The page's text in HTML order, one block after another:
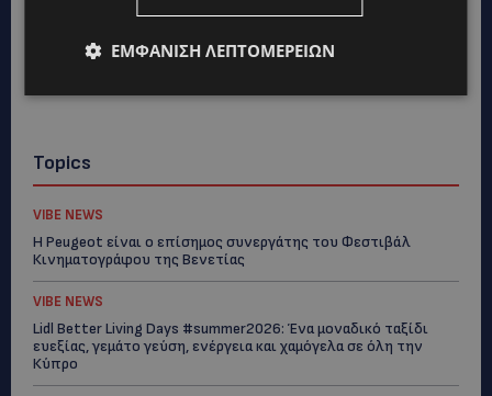
Topics
VIBE NEWS
Η Peugeot είναι ο επίσημος συνεργάτης του Φεστιβάλ
Κινηματογράφου της Βενετίας
VIBE NEWS
Lidl Better Living Days #summer2026: Ένα μοναδικό ταξίδι
ευεξίας, γεμάτο γεύση, ενέργεια και χαμόγελα σε όλη την
Κύπρο
ΕΜΦΆΝΙΣΗ ΛΕΠΤΟΜΕΡΕΙΏΝ